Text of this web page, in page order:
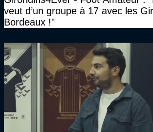
veut d’un groupe à 17 avec les
Bordeaux !"